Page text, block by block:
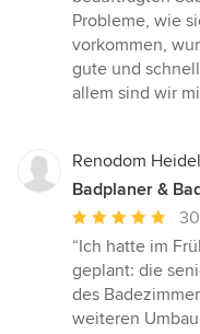
Probleme, wie
vorkommen,
gute und
allem sind wir
Renodom
Badplaner &
Bewertung:
5
von
5
“Ich hatte im
geplant: die
des
weiteren